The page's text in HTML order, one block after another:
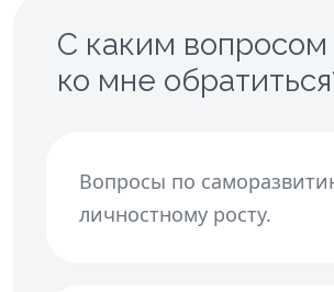
С каким
ко мне
Вопросы по
личностному росту.